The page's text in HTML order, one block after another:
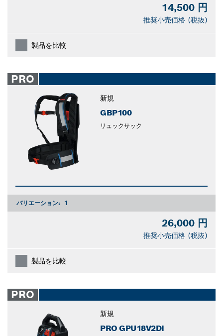
14,500 円
推奨小売価格 (税抜)
製品を比較
PRO
新規
GBP100
リュックサック
バリエーション: 1
26,000 円
推奨小売価格 (税抜)
製品を比較
PRO
新規
PRO GPU18V2DI